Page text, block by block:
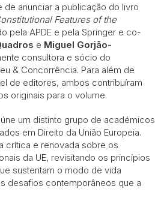
de anunciar a publicação do livro
Features of the
pela APDE e pela Springer e co-
e Miguel Gorjão-
consultora e sócio do
& Concorrência. Para além de
de editores, ambos contribuíram
originais para o volume.
um distinto grupo de académicos
em Direito da União Europeia.
crítica e renovada sobre os
da UE, revisitando os princípios
sustentam o modo de vida
desafios contemporâneos que a